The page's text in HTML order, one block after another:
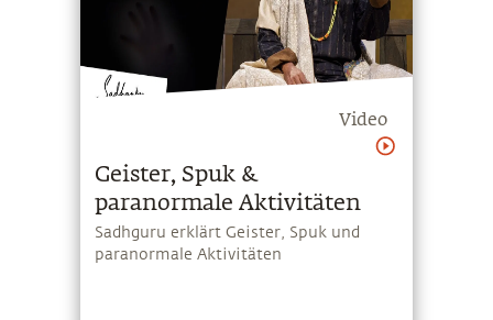
Video
Geister, Spuk &
paranormale Aktivitäten
Sadhguru erklärt Geister, Spuk und
paranormale Aktivitäten